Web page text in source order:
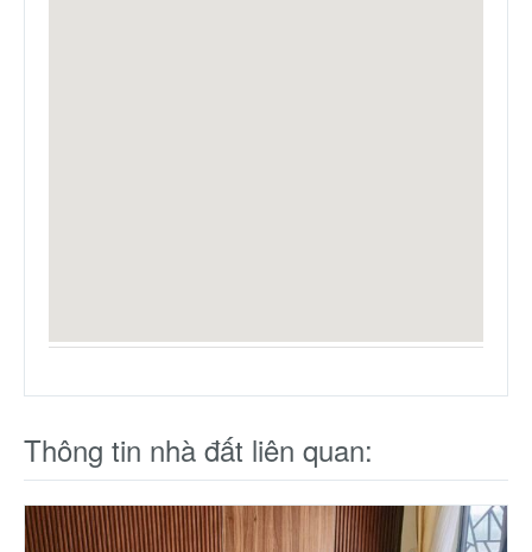
Thông tin nhà đất liên quan: